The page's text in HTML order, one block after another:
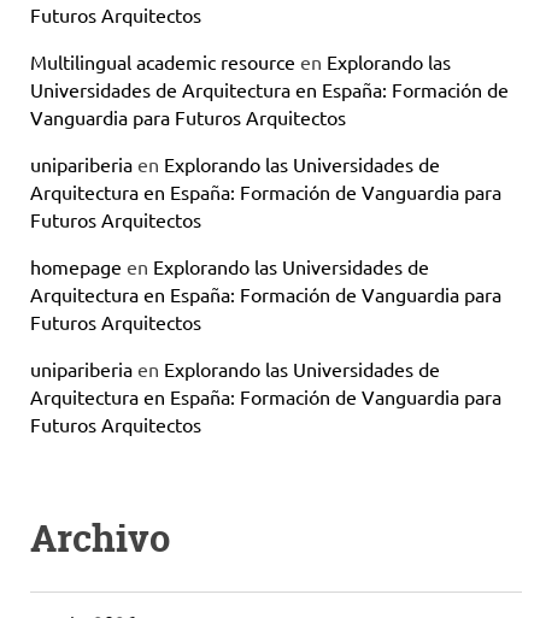
Futuros Arquitectos
Multilingual academic resource en Explorando las
Universidades de Arquitectura en España: Formación de
Vanguardia para Futuros Arquitectos
unipariberia en Explorando las Universidades de
Arquitectura en España: Formación de Vanguardia para
Futuros Arquitectos
homepage en Explorando las Universidades de
Arquitectura en España: Formación de Vanguardia para
Futuros Arquitectos
unipariberia en Explorando las Universidades de
Arquitectura en España: Formación de Vanguardia para
Futuros Arquitectos
Archivo